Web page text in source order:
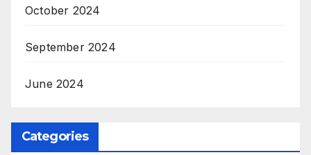
October 2024
September 2024
June 2024
Categories